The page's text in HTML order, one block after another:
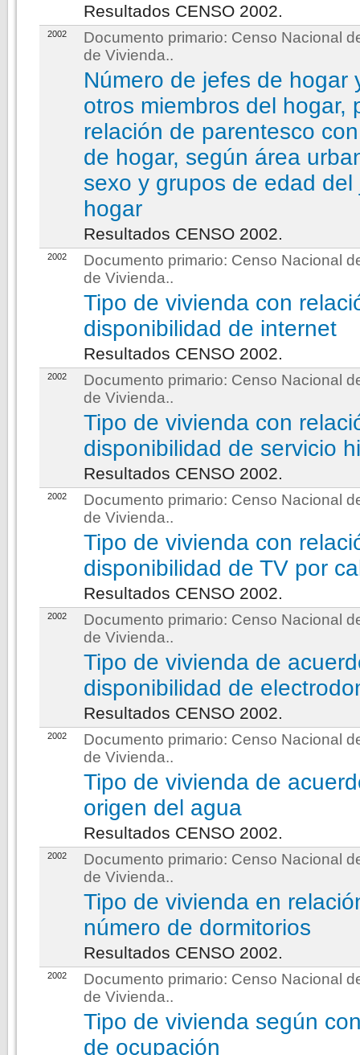
Resultados CENSO 2002.
2002 Documento primario: Censo Nacional
de Vivienda..
Número de jefes de hogar
otros miembros del hogar,
relación de parentesco
de hogar, según área
sexo y grupos de edad del
hogar
Resultados CENSO 2002.
2002 Documento primario: Censo Nacional
de Vivienda..
Tipo de vivienda con
disponibilidad de internet
Resultados CENSO 2002.
2002 Documento primario: Censo Nacional
de Vivienda..
Tipo de vivienda con
disponibilidad de servicio
Resultados CENSO 2002.
2002 Documento primario: Censo Nacional
de Vivienda..
Tipo de vivienda con
disponibilidad de TV por
Resultados CENSO 2002.
2002 Documento primario: Censo Nacional
de Vivienda..
Tipo de vivienda de
disponibilidad de
Resultados CENSO 2002.
2002 Documento primario: Censo Nacional
de Vivienda..
Tipo de vivienda de
origen del agua
Resultados CENSO 2002.
2002 Documento primario: Censo Nacional
de Vivienda..
Tipo de vivienda en
número de dormitorios
Resultados CENSO 2002.
2002 Documento primario: Censo Nacional
de Vivienda..
Tipo de vivienda según
de ocupación